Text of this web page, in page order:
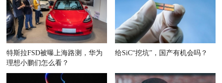
特斯拉FSD被曝上海路测，华为
理想小鹏们怎么看？
给SiC“挖坑”，国产有机会吗？